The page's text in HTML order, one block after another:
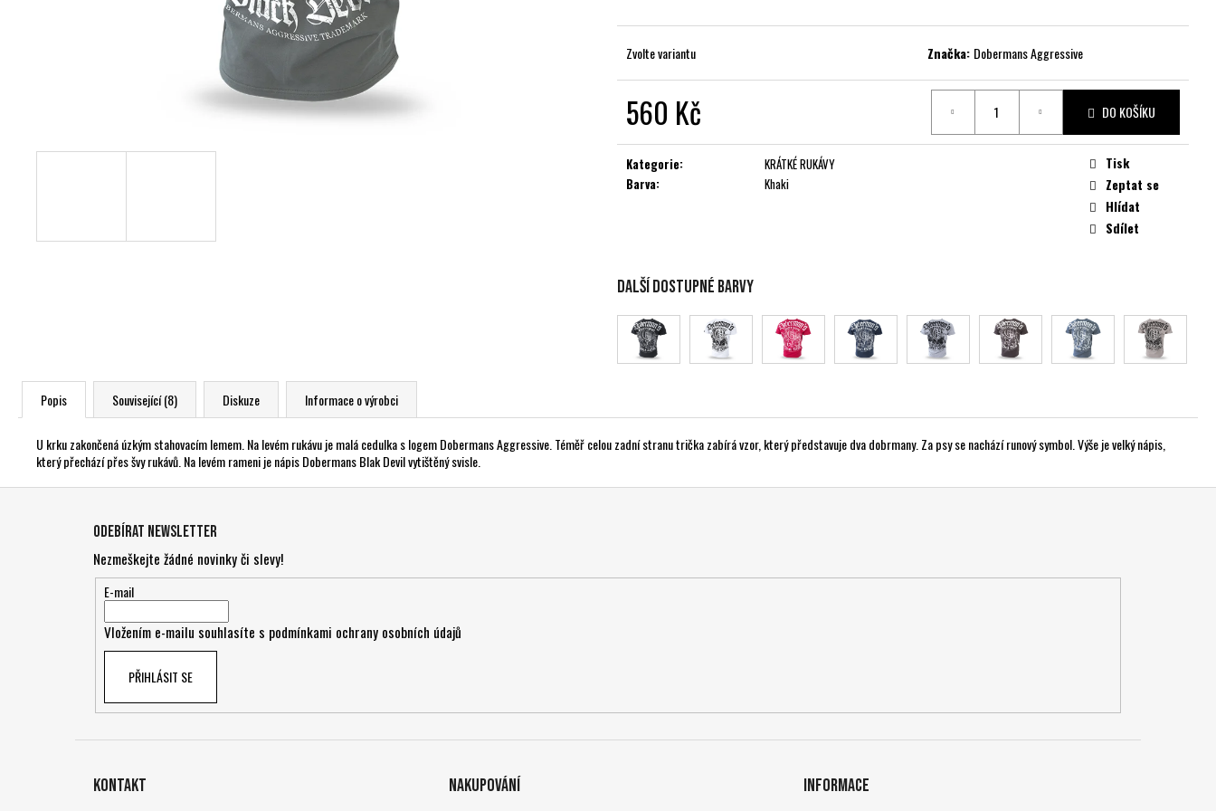
Zvolte variantu Značka: Dobermans Aggressive
560 Kč
cena:
DO KOŠÍKU
Kategorie:
KRÁTKÉ RUKÁVY
Barva: Khaki
Tisk
Zeptat se
Hlídat
Sdílet
Další dostupné barvy
Popis Související (8) Diskuze Informace o výrobci
U krku zakončená úzkým stahovacím lemem. Na levém rukávu je malá cedulka s logem Dobermans Aggressive. Téměř celou zadní stranu trička zabírá vzor, který představuje dva dobrmany. Za psy se nachází runový symbol. Výše je velký nápis,
který přechází přes švy rukávů. Na levém rameni je nápis Dobermans Blak Devil vytištěný svisle.
Odebírat newsletter
Nezmeškejte žádné novinky či slevy!
E-mail
Vložením e-mailu souhlasíte s podmínkami ochrany osobních údajů
PŘIHLÁSIT SE
Kontakt Nakupování Informace